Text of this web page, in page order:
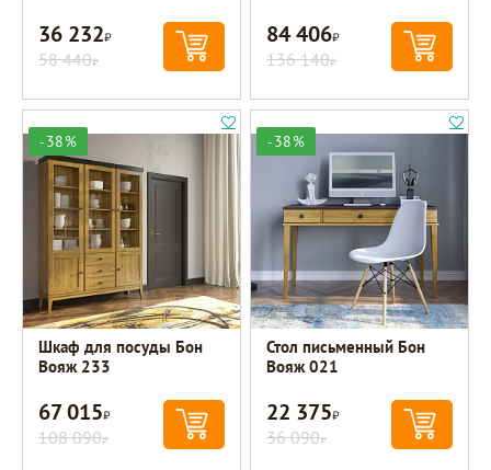
36 232Р
58 440Р
84 406Р
136 140Р
-38%
Шкаф для посуды Бон
Вояж 233
67 015Р
108 090Р
-38%
Стол письменный Бон
Вояж 021
22 375Р
36 090Р